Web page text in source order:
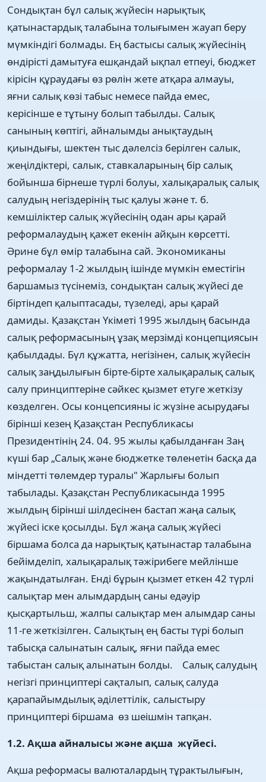
Сондықтан бұл салық жүйесін нарықтық
қатынастардық талабына толығымен жауап беру
мүмкіндігі болмады. Ең бастысы салық жүйесінің
өндірісті дамытуға ешқандай ықпал етпеуі, бюджет
кірісін құраудағы өз рөлін жете атқара алмауы,
яғни салық көзі табыс немесе пайда емес,
керісінше е тұтыну болып табылды. Салық
санының көптігі, айналымды анықтаудың
қиындығы, шектен тыс дәлелсіз берілген салык,
жеңілдіктері, салык, ставкаларының бір салық
бойынша бірнеше түрлі болуы, халықаралық салық
салудың негіздерінің тыс қалуы және т. б.
кемшіліктер салық жүйесінің одан ары қарай
реформалаудың қажет екенін айқын көрсетті.
Әрине бұл өмір талабына сай. Экономиканы
реформалау 1-2 жылдың ішінде мүмкін еместігін
баршамыз түсінеміз, сондықтан салық жүйесі де
біртіндеп қалыптасады, түзеледі, ары қарай
дамиды. Қазақстан Үкіметі 1995 жылдың басында
салық реформасының ұзақ мерзімді концепциясын
қабылдады. Бүл құжатта, негізінен, салық жүйесін
салық заңдылығын бірте-бірте халықаралық салық
салу принциптеріне сәйкес қызмет етуге жеткізу
көзделген. Осы концепсияны іс жүзіне асырудағы
бірінші кезең Қазақстан Республикасы
Президентінің 24. 04. 95 жылы қабылданған Заң
күші бар „Салық және бюджетке төленетін басқа да
міндетті төлемдер туралы" Жарлығы болып
табылады. Қазақстан Республикасында 1995
жылдың бірінші шілдесінен бастап жаңа салық
жүйесі іске қосылды. Бұл жаңа салық жүйесі
біршама болса да нарықтық қатынастар талабына
бейімделіп, халықаралық тәжірибеге мейлінше
жақындатылған. Енді бұрын қызмет еткен 42 түрлі
салықтар мен алымдардың саны едәуір
қысқартыльш, жалпы салықтар мен алымдар саны
11-ге жеткізілген. Салықтың ең басты түрі болып
табысқа салынатын салық, яғни пайда емес
табыстан салық алынатын болды. Салық салудың
негізгі принциптері сақталып, салық салуда
қарапайымдылық әділеттілік, салыстыру
принциптері біршама өз шеішмін тапқан.
1.2. Ақша айналысы және ақша жүйесі.
Ақша реформасы валюталардың тұрактылығын,